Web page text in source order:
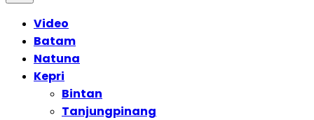
Video
Batam
Natuna
Kepri
Bintan
Tanjungpinang